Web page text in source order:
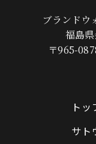
ブランドウ
福島
〒965-
トッ
サト